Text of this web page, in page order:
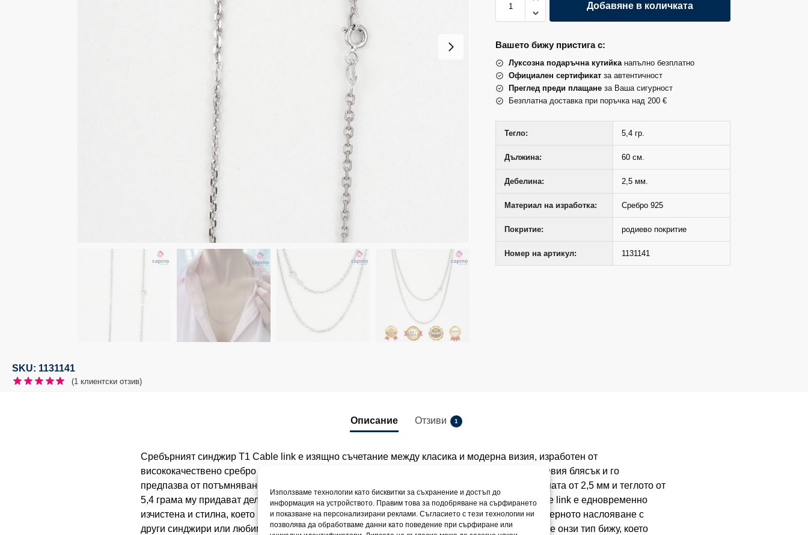
Използваме технологии като бисквитки за съхранение и достъп до
информация на устройството. Правим това за подобряване на сърфирането
и показване на персонализирани реклами. Съгласието с тези технологии ни
позволява да обработваме данни като поведение при сърфиране или
Добавяне в количката
Вашето бижу пристига с:
Луксозна подаръчна кутийка напълно безплатно
Официален сертификат за автентичност
Преглед преди плащане за Ваша сигурност
Безплатна доставка при поръчка над 200 €
Тегло: 5,4 гр.
Дължина: 60 см.
Дебелина: 2,5 мм.
Материал на изработка: Сребро 925
Покритие: родиево покритие
Номер на артикул: 1131141
SKU: 1131141
(1 клиентски отзив)
Описание Отзиви 1
Сребърният синджир T1 Cable link е изящно съчетание между класика и модерна визия, изработен от
висококачествено сребро проба 925 и покрит с фино родиево покритие, което запазва неговия блясък и го
предпазва от потъмняване. С дължина 60 см той пада елегантно под ключиците, а дебелината от 2,5 мм и теглото от
5,4 грама му придават деликатно, но стабилно присъствие върху шията. Плетката тип Cable link е едновременно
изчистена и стилна, което прави синджира подходящ за самостоятелно носене, но и за модерното наслояване с
други синджири или любими колиета, създавайки усещане за индивидуалност и стил. Това е онзи тип бижу, което